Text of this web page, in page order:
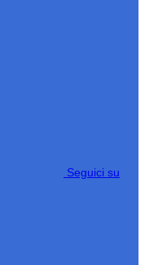
Seguici su